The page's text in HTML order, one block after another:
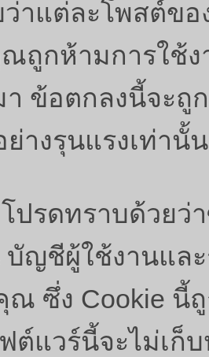
าแต่ละโพสต์ข
ถูกห้ามการใช้ง
ข้อตกลงนี้จะถู
างรุนแรงเท่านั้น
ปรดทราบด้วยว่
บัญชีผู้ใช้งานแล
ณ ซึ่ง Cookie นี้
ต์แวร์นี้จะไม่เก็